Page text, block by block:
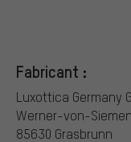
Fabricant :
Luxottica Germany
Werner-von-
85630 Grasbrunn